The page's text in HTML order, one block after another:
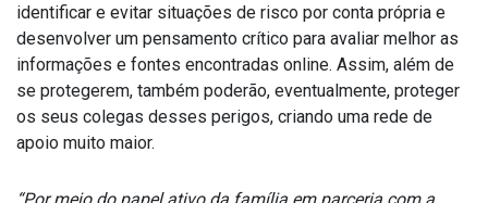
identificar e evitar situações de risco por conta própria e
desenvolver um pensamento crítico para avaliar melhor as
informações e fontes encontradas online. Assim, além de
se protegerem, também poderão, eventualmente, proteger
os seus colegas desses perigos, criando uma rede de
apoio muito maior.